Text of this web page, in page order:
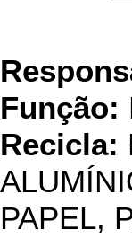
Função:
Recicla:
PAPEL,